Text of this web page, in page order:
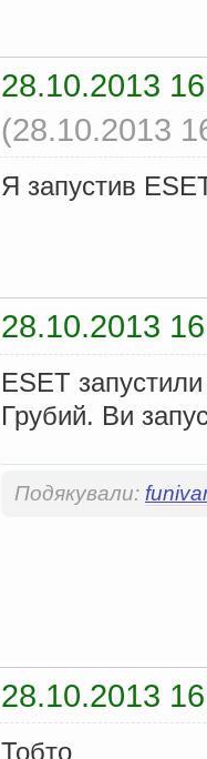
28.10.2013
(28.10.2013
Я запустив
28.10.2013
ESET
Грубий. Ви
Подякували:
28.10.2013
Тобто